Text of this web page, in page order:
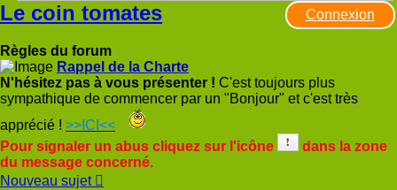
Connexion
Le coin tomates
Règles du forum
Rappel de la Charte
N'hésitez pas à vous présenter ! C'est toujours plus
sympathique de commencer par un "Bonjour" et c'est très
apprécié ! >>ICI<<
Pour signaler un abus cliquez sur l'icône
dans la zone
du message concerné.
Nouveau sujet